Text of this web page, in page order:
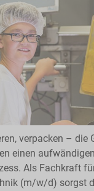
verpacken – die
einen aufwändigen
Als Fachkraft
(m/w/d) sorgst